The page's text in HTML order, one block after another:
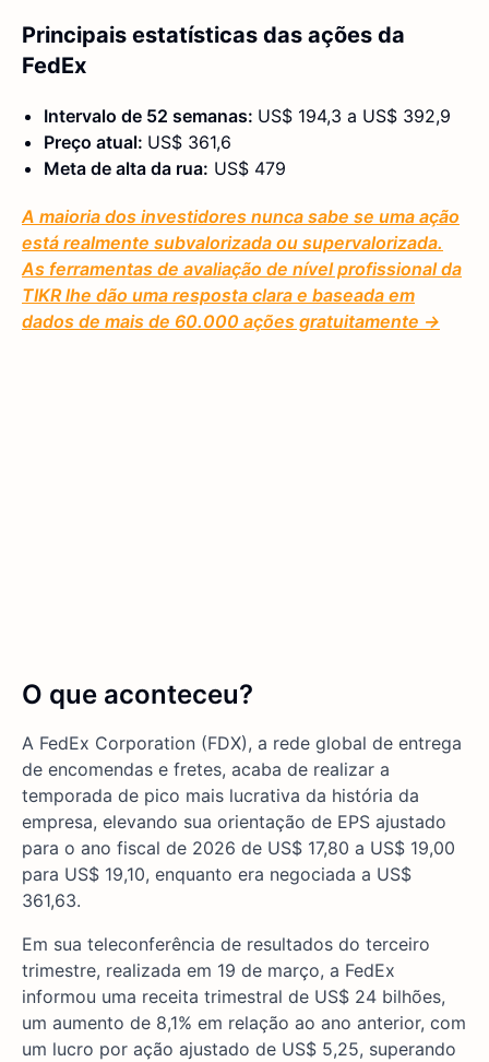
Principais estatísticas das ações da
FedEx
Intervalo de 52 semanas: US$ 194,3 a US$ 392,9
Preço atual: US$ 361,6
Meta de alta da rua: US$ 479
A maioria dos investidores nunca sabe se uma ação
está realmente subvalorizada ou supervalorizada.
As ferramentas de avaliação de nível profissional da
TIKR lhe dão uma resposta clara e baseada em
dados de mais de 60.000 ações gratuitamente →
O que aconteceu?
A FedEx Corporation (FDX), a rede global de entrega
de encomendas e fretes, acaba de realizar a
temporada de pico mais lucrativa da história da
empresa, elevando sua orientação de EPS ajustado
para o ano fiscal de 2026 de US$ 17,80 a US$ 19,00
para US$ 19,10, enquanto era negociada a US$
361,63.
Em sua teleconferência de resultados do terceiro
trimestre, realizada em 19 de março, a FedEx
informou uma receita trimestral de US$ 24 bilhões,
um aumento de 8,1% em relação ao ano anterior, com
um lucro por ação ajustado de US$ 5,25, superando